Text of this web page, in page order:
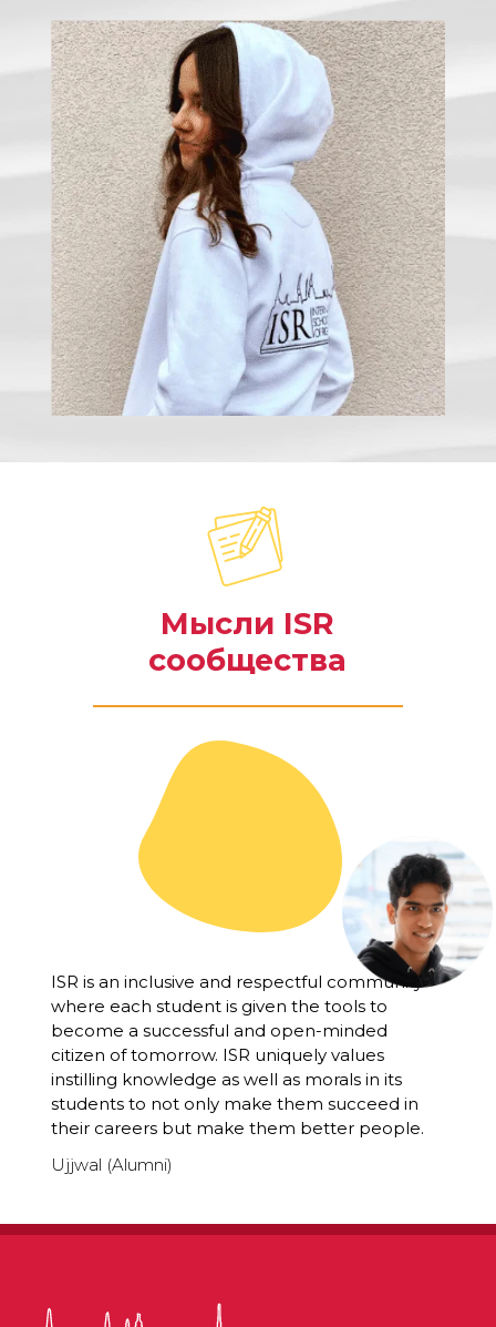
Мысли ISR
сообщества
ISR is an inclusive and respectful community
where each student is given the tools to
become a successful and open-minded
citizen of tomorrow. ISR uniquely values
instilling knowledge as well as morals in its
students to not only make them succeed in
their careers but make them better people.
Ujjwal (Alumni)